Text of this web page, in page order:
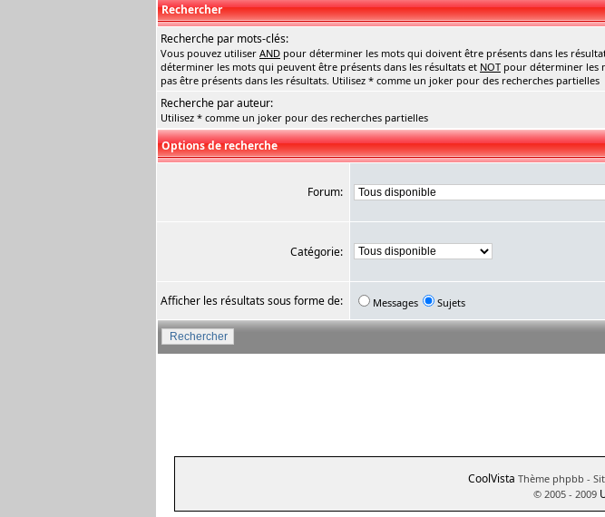
Rechercher
Recherche par mots-clés:
Vous pouvez utiliser AND pour déterminer les mots qui doivent être présents dans les
déterminer les mots qui peuvent être présents dans les résultats et NOT pour déterminer les
pas être présents dans les résultats. Utilisez * comme un joker pour des recherches partielles
Recherche par auteur:
Utilisez * comme un joker pour des recherches partielles
Options de recherche
Forum:
Catégorie:
Afficher les résultats sous forme de: Messages Sujets
CoolVista Thème phpbb -
© 2005 - 2009